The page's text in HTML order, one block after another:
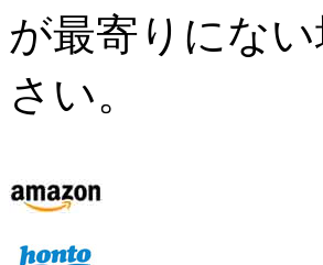
が最寄りにな
さい。